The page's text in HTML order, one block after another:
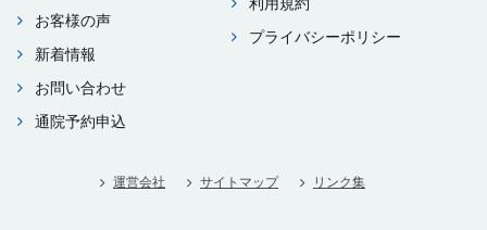
お客様の声
新着情報
お問い合わせ
通院予約申込
利⽤規約
プライバシーポリシー
運営会社 サイトマップ リンク集